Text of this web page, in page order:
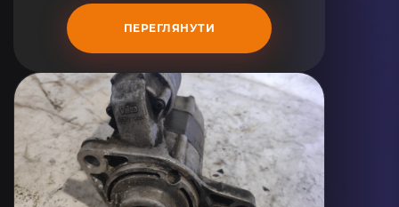
ПЕРЕГЛЯНУТИ